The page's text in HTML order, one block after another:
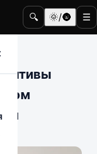
🔍 🌞/🌚 ☰